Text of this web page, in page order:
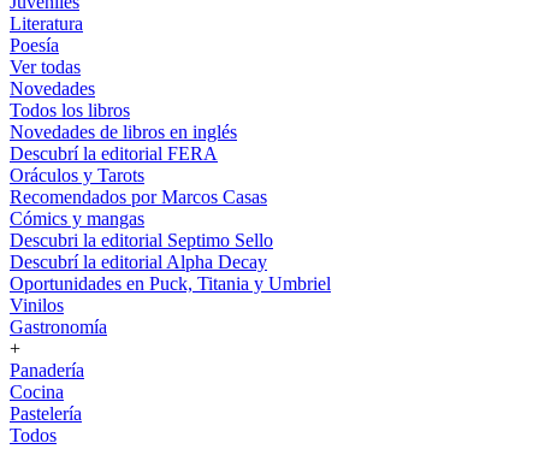
Literatura
Poesía
Ver todas
Novedades
Todos los libros
Novedades de libros en inglés
Descubrí la editorial FERA
Oráculos y Tarots
Recomendados por Marcos Casas
Cómics y mangas
Descubri la editorial Septimo Sello
Descubrí la editorial Alpha Decay
Oportunidades en Puck, Titania y Umbriel
Vinilos
Gastronomía
+
Panadería
Cocina
Pastelería
Todos